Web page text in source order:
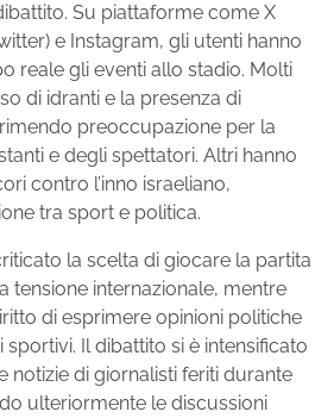
Su piattaforme come X
e Instagram, gli utenti hanno
reale gli eventi allo stadio. Molti
di idranti e la presenza di
preoccupazione per la
e degli spettatori. Altri hanno
contro l’inno israeliano,
tra sport e politica.
la scelta di giocare la partita
tensione internazionale, mentre
di esprimere opinioni politiche
Il dibattito si è intensificato
notizie di giornalisti feriti durante
ulteriormente le discussioni